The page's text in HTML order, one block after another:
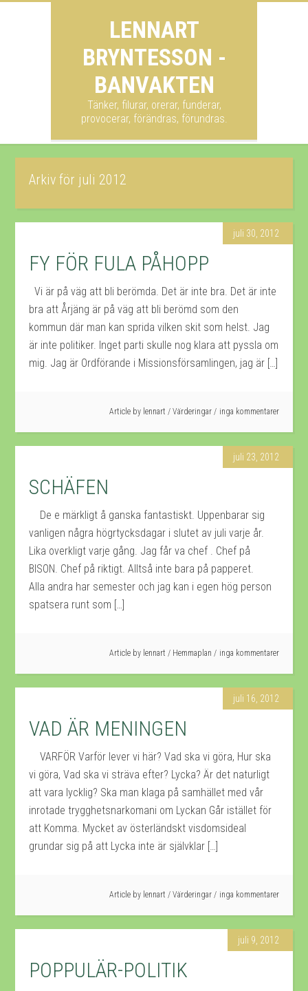
LENNART
BRYNTESSON -
BANVAKTEN
Tänker, filurar, orerar, funderar,
provocerar, förändras, förundras.
Arkiv för juli 2012
juli 30, 2012
FY FÖR FULA PÅHOPP
Vi är på väg att bli berömda. Det är inte bra. Det är inte
bra att Årjäng är på väg att bli berömd som den
kommun där man kan sprida vilken skit som helst. Jag
är inte politiker. Inget parti skulle nog klara att pyssla om
mig. Jag är Ordförande i Missionsförsamlingen, jag är […]
Article by lennart / Värderingar inga kommentarer
juli 23, 2012
SCHÄFEN
De e märkligt å ganska fantastiskt. Uppenbarar sig
vanligen några högrtycksdagar i slutet av juli varje år.
Lika overkligt varje gång. Jag får va chef . Chef på
BISON. Chef på riktigt. Alltså inte bara på papperet.
Alla andra har semester och jag kan i egen hög person
spatsera runt som […]
Article by lennart / Hemmaplan inga kommentarer
juli 16, 2012
VAD ÄR MENINGEN
VARFÖR Varför lever vi här? Vad ska vi göra, Hur ska
vi göra, Vad ska vi sträva efter? Lycka? Är det naturligt
att vara lycklig? Ska man klaga på samhället med vår
inrotade trygghetsnarkomani om Lyckan Går istället för
att Komma. Mycket av österländskt visdomsideal
grundar sig på att Lycka inte är självklar […]
Article by lennart / Värderingar inga kommentarer
juli 9, 2012
POPPULÄR-POLITIK